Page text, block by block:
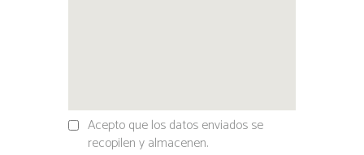
Acepto que los datos enviados se
recopilen y almacenen.